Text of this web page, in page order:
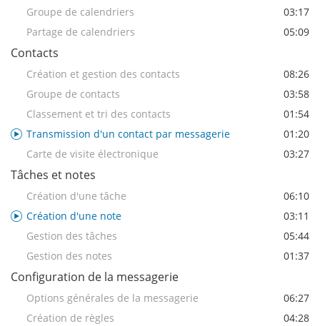
Groupe de calendriers
03:17
Partage de calendriers
05:09
Contacts
Création et gestion des contacts
08:26
Groupe de contacts
03:58
Classement et tri des contacts
01:54
Transmission d'un contact par messagerie
01:20
Carte de visite électronique
03:27
Tâches et notes
Création d'une tâche
06:10
Création d'une note
03:11
Gestion des tâches
05:44
Gestion des notes
01:37
Configuration de la messagerie
Options générales de la messagerie
06:27
Création de règles
04:28